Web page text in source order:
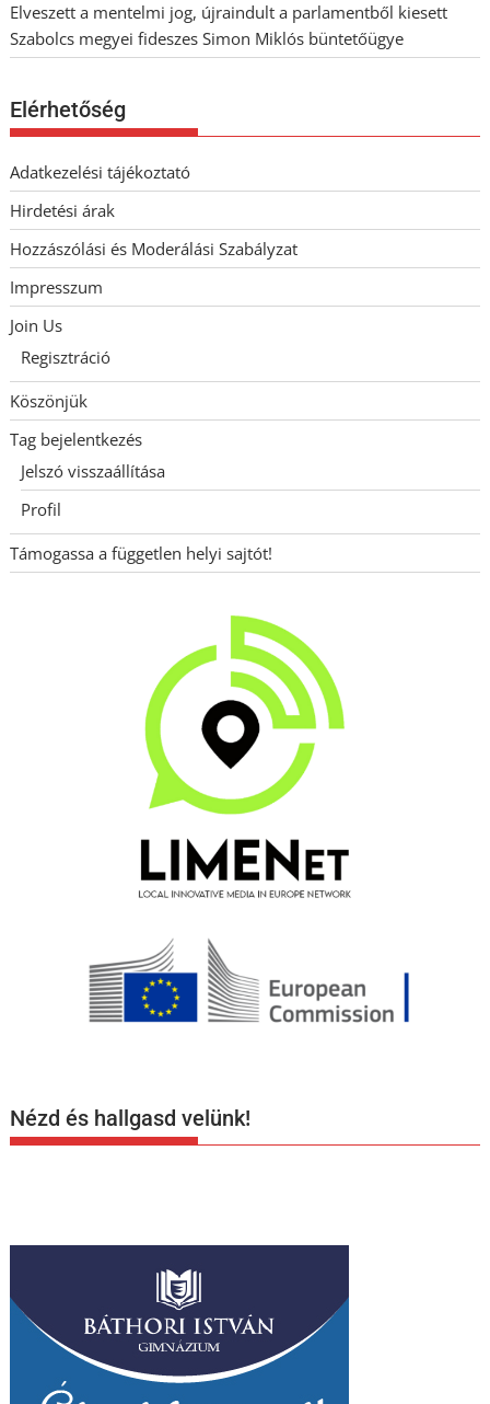
Elveszett a mentelmi jog, újraindult a parlamentből kiesett
Szabolcs megyei fideszes Simon Miklós büntetőügye
Elérhetőség
Adatkezelési tájékoztató
Hirdetési árak
Hozzászólási és Moderálási Szabályzat
Impresszum
Join Us
Regisztráció
Köszönjük
Tag bejelentkezés
Jelszó visszaállítása
Profil
Támogassa a független helyi sajtót!
Nézd és hallgasd velünk!